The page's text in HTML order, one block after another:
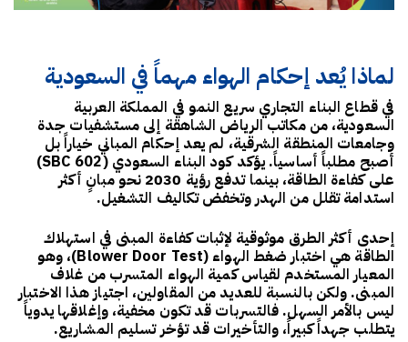
لماذا يُعد إحكام الهواء مهماً في السعودية
في قطاع البناء التجاري سريع النمو في المملكة العربية
السعودية، من مكاتب الرياض الشاهقة إلى مستشفيات جدة
وجامعات المنطقة الشرقية، لم يعد إحكام المباني خياراً بل
أصبح مطلباً أساسياً. يؤكدكود البناء السعودي (SBC 602)
على كفاءة الطاقة، بينما تدفع رؤية 2030
نحو مبانٍ أكثر
استدامة تقلل من الهدر وتخفض تكاليف التشغيل.
إحدى أكثر الطرق موثوقية لإثبات كفاءة المبنى في استهلاك
الطاقة هي اختبار ضغط الهواء (Blower Door Test)
، وهو
المعيار المستخدم لقياس كمية الهواء المتسرب من غلاف
المبنى. ولكن بالنسبة للعديد من المقاولين، اجتياز هذا الاختبار
ليس بالأمر السهل. فالتسربات قد تكون مخفية، وإغلاقها يدوياً
يتطلب جهداً كبيراً، والتأخيرات قد تؤخر تسليم المشاريع.